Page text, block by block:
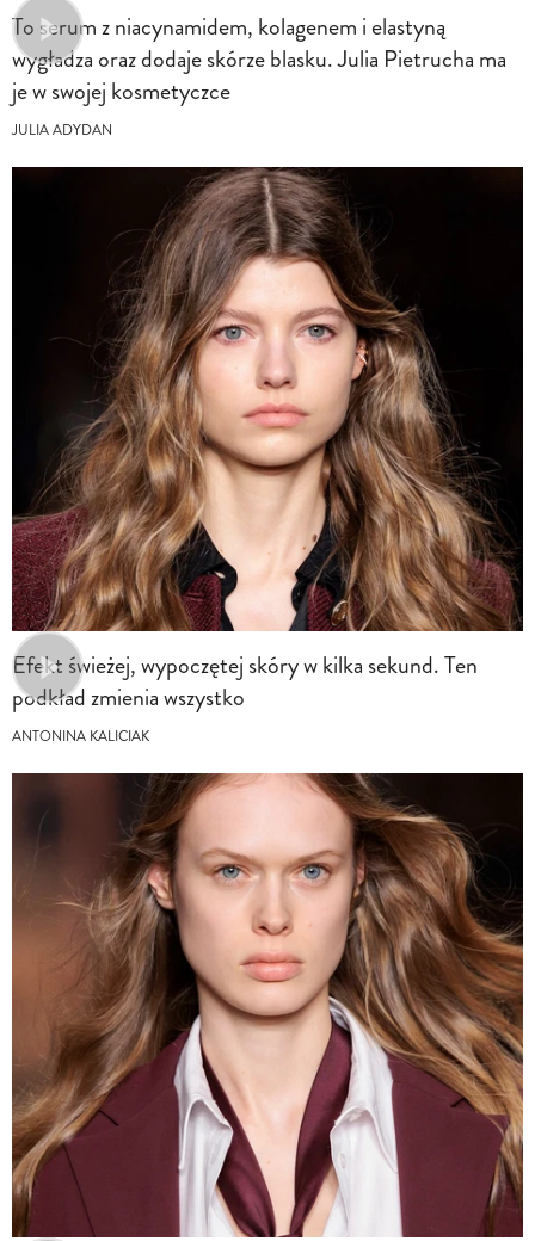
To serum z niacynamidem, kolagenem i elastyną
wygładza oraz dodaje skórze blasku. Julia Pietrucha ma
je w swojej kosmetyczce
JULIA ADYDAN
Efekt świeżej, wypoczętej skóry w kilka sekund. Ten
podkład zmienia wszystko
ANTONINA KALICIAK